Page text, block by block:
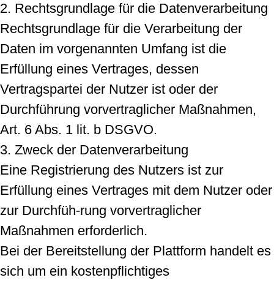
2. Rechtsgrundlage für die Datenverarbeitung
Rechtsgrundlage für die Verarbeitung der
Daten im vorgenannten Umfang ist die
Erfüllung eines Vertrages, dessen
Vertragspartei der Nutzer ist oder der
Durchführung vorvertraglicher Maßnahmen,
Art. 6 Abs. 1 lit. b DSGVO.
3. Zweck der Datenverarbeitung
Eine Registrierung des Nutzers ist zur
Erfüllung eines Vertrages mit dem Nutzer oder
zur Durchfüh-rung vorvertraglicher
Maßnahmen erforderlich.
Bei der Bereitstellung der Plattform handelt es
sich um ein kostenpflichtiges